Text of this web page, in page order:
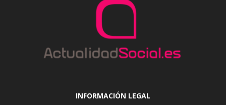
INFORMACIÓN LEGAL